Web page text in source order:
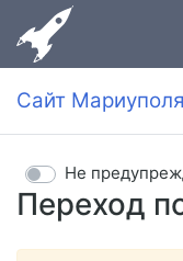
Сайт
Переход
Не